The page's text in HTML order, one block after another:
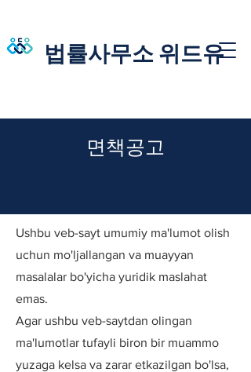
법률사무소 위드유
면책공고
Ushbu veb-sayt umumiy ma'lumot olish
uchun mo'ljallangan va muayyan
masalalar bo'yicha yuridik maslahat
emas.
Agar ushbu veb-saytdan olingan
ma'lumotlar tufayli biron bir muammo
yuzaga kelsa va zarar etkazilgan bo'lsa,